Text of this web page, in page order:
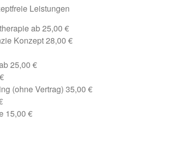
Leistungen
ab 25,00 €
Konzept 28,00 €
25,00 €
(ohne Vertrag) 35,00 €
15,00 €